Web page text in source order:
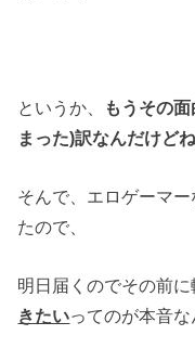
というか、
もうその
まった)訳なんだけどね
そんで、エロゲーマ
たので、
明日届くのでその前
きたいってのが本音